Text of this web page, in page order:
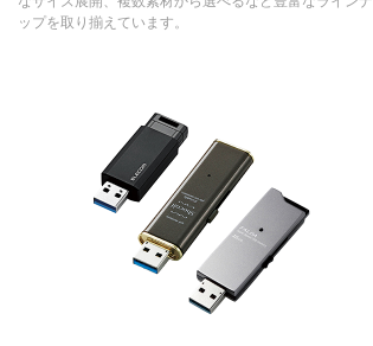
ップを取り揃えています。